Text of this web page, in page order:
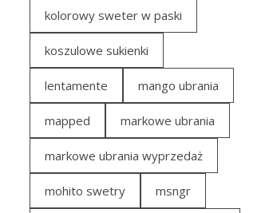
kolorowy sweter w paski
koszulowe sukienki
lentamente mango ubrania
mapped markowe ubrania
markowe ubrania wyprzedaż
mohito swetry msngr